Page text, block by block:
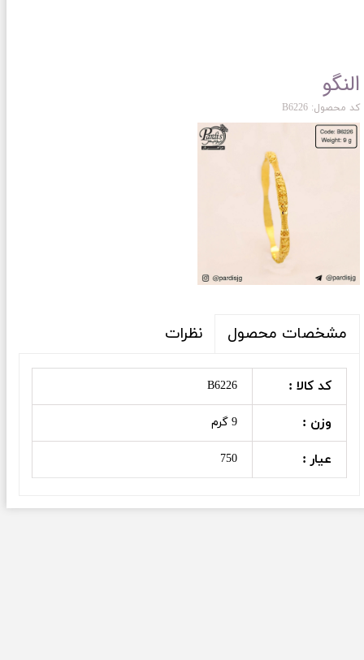
النگو
کد محصول: B6226
مشخصات محصول نظرات
کد کالا : B6226
وزن : 9 گرم
عیار : 750